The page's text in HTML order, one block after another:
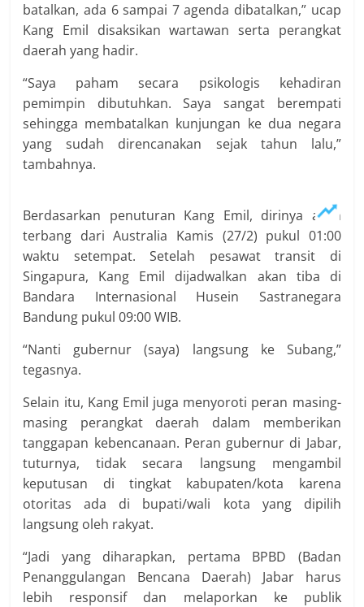
batalkan, ada 6 sampai 7 agenda dibatalkan,” ucap
Kang Emil disaksikan wartawan serta perangkat
daerah yang hadir.
“Saya paham secara psikologis kehadiran
pemimpin dibutuhkan. Saya sangat berempati
sehingga membatalkan kunjungan ke dua negara
yang sudah direncanakan sejak tahun lalu,”
tambahnya.
Berdasarkan penuturan Kang Emil, dirinya akan
terbang dari Australia Kamis (27/2) pukul 01:00
waktu setempat. Setelah pesawat transit di
Singapura, Kang Emil dijadwalkan akan tiba di
Bandara Internasional Husein Sastranegara
Bandung pukul 09:00 WIB.
“Nanti gubernur (saya) langsung ke Subang,”
tegasnya.
Selain itu, Kang Emil juga menyoroti peran masing-
masing perangkat daerah dalam memberikan
tanggapan kebencanaan. Peran gubernur di Jabar,
tuturnya, tidak secara langsung mengambil
keputusan di tingkat kabupaten/kota karena
otoritas ada di bupati/wali kota yang dipilih
langsung oleh rakyat.
“Jadi yang diharapkan, pertama BPBD (Badan
Penanggulangan Bencana Daerah) Jabar harus
lebih responsif dan melaporkan ke publik